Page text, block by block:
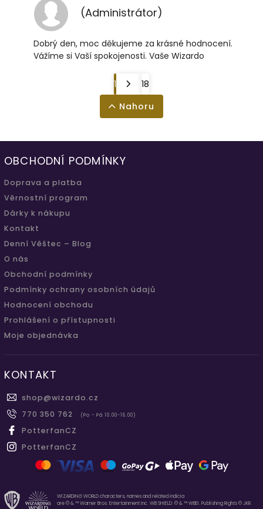
(Administrátor)
Dobrý den, moc děkujeme za krásné hodnocení.
Vážíme si Vaší spokojenosti. Vaše Wizardo
1
18
Nahoru
OBCHODNÍ PODMÍNKY
Doprava a platba
Věrnostní program
Dárky k nákupu
Kontakt
Denní Věštec – Blog
O nás
Obchodní podmínky
Podmínky ochrany osobních údajů
Hodnocení obchodu
Prohlášení o přístupnosti
Moje objednávka
KONTAKT
shop@wizardo.cz
770 350 762
(Po - Pá 10.00-16.00)
PotterfanCZ
PotterfanCZ
WIZARDING WORLD characters, names and related indicia
are © & ™ Warner Bros. Entertainment Inc. WB SHIELD: © & ™ WBEI. Publishing Rights © JKR.